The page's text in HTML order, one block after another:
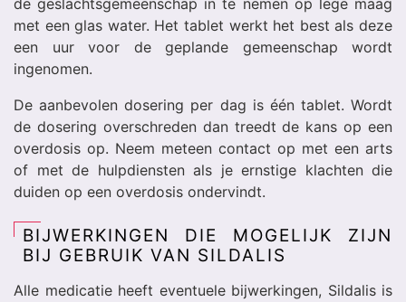
de geslachtsgemeenschap in te nemen op lege maag
met een glas water. Het tablet werkt het best als deze
een uur voor de geplande gemeenschap wordt
ingenomen.
De aanbevolen dosering per dag is één tablet. Wordt
de dosering overschreden dan treedt de kans op een
overdosis op. Neem meteen contact op met een arts
of met de hulpdiensten als je ernstige klachten die
duiden op een overdosis ondervindt.
BIJWERKINGEN DIE MOGELIJK ZIJN
BIJ GEBRUIK VAN SILDALIS
Alle medicatie heeft eventuele bijwerkingen, Sildalis is